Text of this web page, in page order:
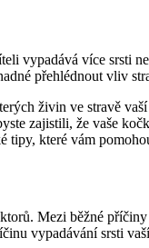
vypadává více srsti
přehlédnout vliv
živin ve stravě
zajistili, že vaše
které vám
Mezi běžné
vypadávání srsti